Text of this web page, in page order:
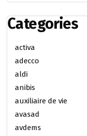
Categories
activa
adecco
aldi
anibis
auxiliaire de vie
avasad
avdems